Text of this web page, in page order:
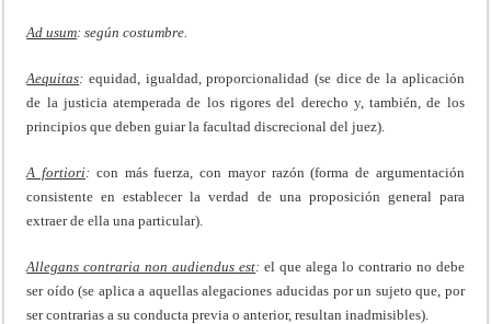
Ad usum: según costumbre.
Aequitas: equidad, igualdad, proporcionalidad (se dice de la aplicación
de la justicia atemperada de los rigores del derecho y, también, de los
principios que deben guiar la facultad discrecional del juez).
A fortiori : con más fuerza, con mayor razón (forma de argumentación
consistente en establecer la verdad de una proposición general para
extraer de ella una particular).
Allegans contraria non audiendus est:el que alega lo contrario no debe
ser oído (se aplica a aquellas alegaciones aducidas por un sujeto que, por
ser contrarias a su conducta previa o anterior, resultan inadmisibles).